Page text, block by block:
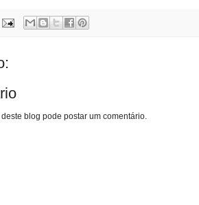
blog pode postar um comentário.